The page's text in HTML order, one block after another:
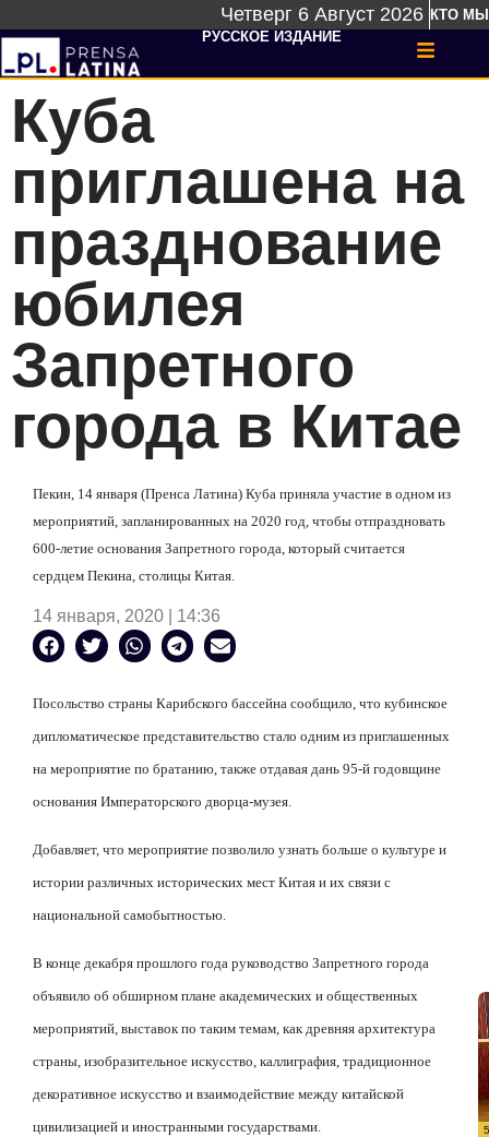
Четверг 6 Август 2026 КТО МЫ
РУССКОЕ ИЗДАНИЕ
Куба
приглашена на
празднование
юбилея
Запретного
города в Китае
Пекин, 14 января (Пренса Латина) Куба приняла участие в одном из
мероприятий, запланированных на 2020 год, чтобы отпраздновать
600-летие основания Запретного города, который считается
сердцем Пекина, столицы Китая.
14 января, 2020 | 14:36
Посольство страны Карибского бассейна сообщило, что кубинское
дипломатическое представительство стало одним из приглашенных
на мероприятие по братанию, также отдавая дань 95-й годовщине
основания Императорского дворца-музея.
Добавляет, что мероприятие позволило узнать больше о культуре и
истории различных исторических мест Китая и их связи с
национальной самобытностью.
В конце декабря прошлого года руководство Запретного города
объявило об обширном плане академических и общественных
мероприятий, выставок по таким темам, как древняя архитектура
страны, изобразительное искусство, каллиграфия, традиционное
декоративное искусство и взаимодействие между китайской
цивилизацией и иностранными государствами.